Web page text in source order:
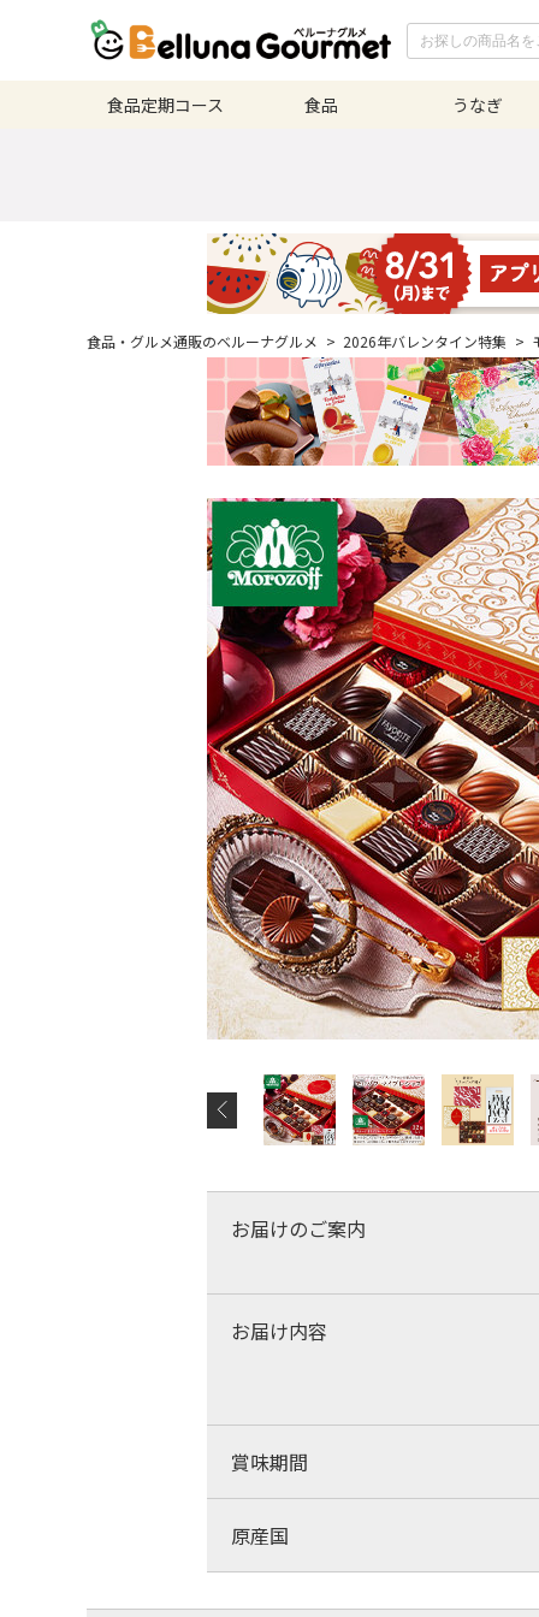
食品定期コース 食品 うなぎ
食品・グルメ通販のベルーナグルメ > 2026年バレンタイン特集 >
お届けのご案内
お届け内容
賞味期間
原産国